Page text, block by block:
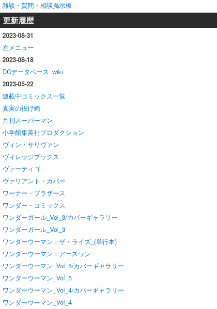
雑談・質問・相談掲示板
更新履歴
2023-08-31
左メニュー
2023-08-18
DCデータベース_wiki
2023-05-22
連載中コミックス一覧
真実の投げ縄
月刊スーパーマン
小学館集英社プロダクション
ヴィン・サリヴァン
ヴィレッジブックス
ヴァーティゴ
ヴァリアント・カバー
ワーナー・ブラザース
ワンダー・コミックス
ワンダーガール_Vol_3/カバーギャラリー
ワンダーガール_Vol_3
ワンダーウーマン：ザ・ライズ_(単行本)
ワンダーウーマン：アースワン
ワンダーウーマン_Vol_5/カバーギャラリー
ワンダーウーマン_Vol_5
ワンダーウーマン_Vol_4/カバーギャラリー
ワンダーウーマン_Vol_4